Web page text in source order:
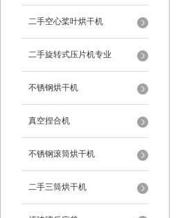
二手空心桨叶烘干机
二手旋转式压片机专业
不锈钢烘干机
真空捏合机
不锈钢滚筒烘干机
二手三筒烘干机